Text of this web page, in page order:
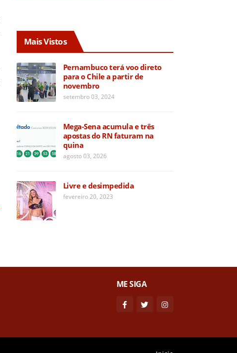
Mais Vistos
Pernambuco terá voo direto
para o Chile a partir de
novembro
setembro 03, 2024
Mega-Sena acumula e três
apostas do RN faturam na
quina
agosto 03, 2026
Livre e desimpedida
fevereiro 20, 2023
ME SIGA